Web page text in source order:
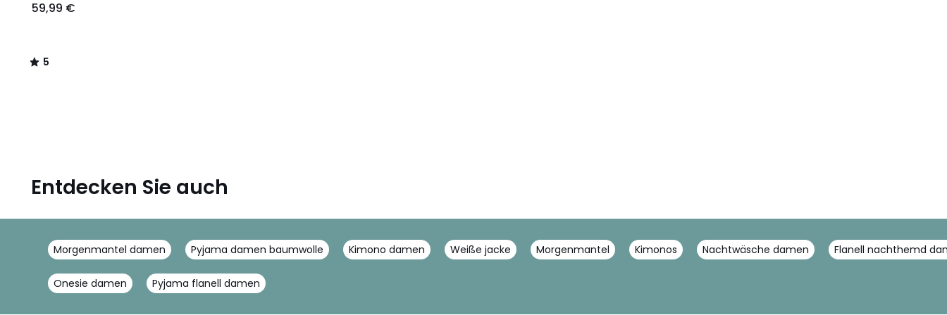
59,99 €
5
/
Entdecken Sie auch
Morgenmantel damen Pyjama damen baumwolle Kimono damen Weiße jacke Morgenmantel Kimonos Nachtwäsche damen Flanell nachthemd
Onesie damen Pyjama flanell damen